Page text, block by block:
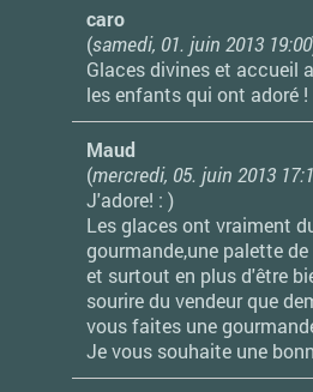
caro
(samedi, 01. juin 2013 19:00
Glaces divines et accueil
les enfants qui ont adoré !
Maud
(mercredi, 05. juin 2013
J'adore! : )
Les glaces ont vraiment
gourmande,une palette
et surtout en plus d'être
sourire du vendeur que
vous faites une
Je vous souhaite une